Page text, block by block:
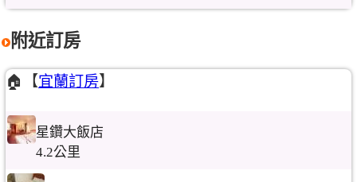
附近訂房
🏠【宜蘭訂房】
星鑽大飯店
4.2公里